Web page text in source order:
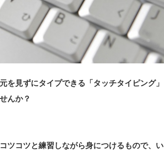
を見ずにタイプできる「タッチタイピング」
んか？
ツコツと練習しながら身につけるもので、い